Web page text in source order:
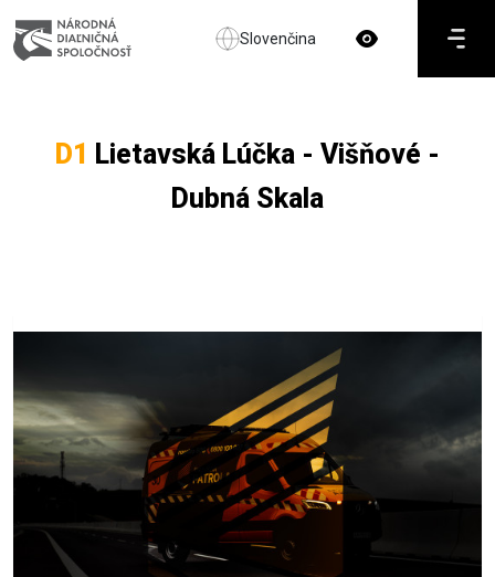
Slovenčina
D1 Lietavská Lúčka - Višňové -
Dubná Skala